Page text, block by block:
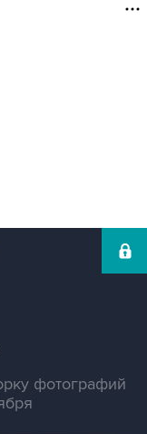
фотографий